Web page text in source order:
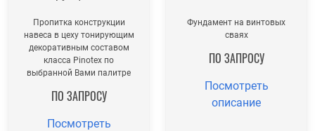
Пропитка конструкции
навеса в цеху тонирующим
декоративным составом
класса Pinotex по
выбранной Вами палитре
ПО ЗАПРОСУ
Посмотреть
Фундамент на винтовых
сваях
ПО ЗАПРОСУ
Посмотреть
описание